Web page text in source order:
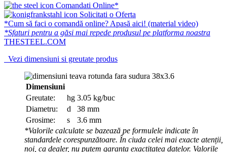
Comandati Online*
Solicitati o Oferta
*Cum să faci o comandă online? Apasă aici! (material video)
*Sfaturi pentru a găsi mai repede produsul pe platforma noastra
THESTEEL.COM
Vezi dimensiuni si greutate produs
Dimensiuni
Greutate:
hg 3.05 kg/buc
Diametru:
d
38 mm
Grosime:
s
3.6 mm
*Valorile calculate se bazează pe formulele indicate în
standardele corespunzătoare. În ciuda celei mai exacte atenții,
noi, ca dealer, nu putem garanta exactitatea datelor. Valorile